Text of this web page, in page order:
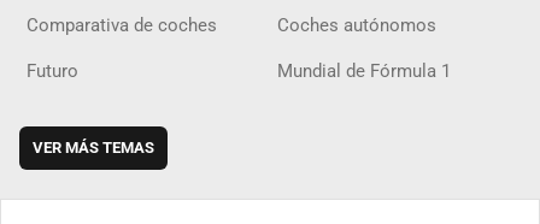
Comparativa de coches Coches autónomos
Futuro Mundial de Fórmula 1
VER MÁS TEMAS